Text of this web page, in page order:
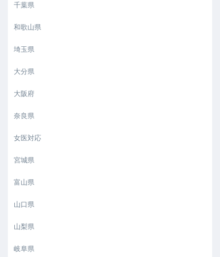
千葉県
和歌山県
埼玉県
大分県
大阪府
奈良県
女医対応
宮城県
富山県
山口県
山梨県
岐阜県